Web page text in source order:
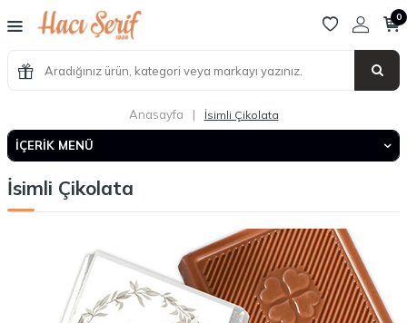
0
Anasayfa | İsimli Çikolata
İÇERIK MENÜ
İsimli Çikolata